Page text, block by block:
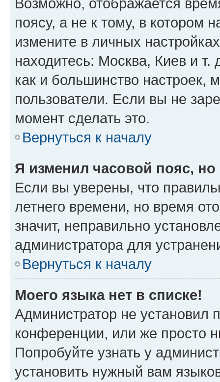
поясу, а не к тому, в котором
измените в личных
находитесь: Москва, Киев и т.
как и большинство настроек,
пользователи. Если вы не
момент сделать это.
Вернуться к началу
Я изменил часовой пояс,
Если вы уверены, что
летнего времени, но время
значит, неправильно
администратора для
Вернуться к началу
Моего языка нет в списке!
Администратор не установил
конференции, или же просто
Попробуйте узнать у
установить нужный вам